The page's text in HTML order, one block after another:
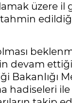
üzere il
tahmin
devam
BakanIığı
hadiseleri